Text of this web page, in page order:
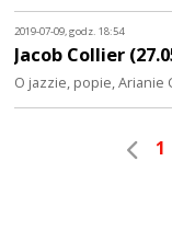
2019-07-09, godz. 18:54
Jacob Collier
O jazzie, popie, Arianie
1